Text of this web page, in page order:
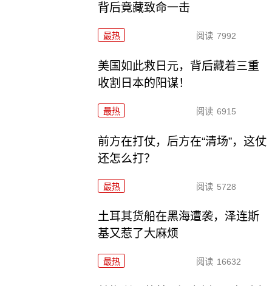
背后竟藏致命一击
最热 阅读 7992
美国如此救日元，背后藏着三重
收割日本的阳谋！
最热 阅读 6915
前方在打仗，后方在“清场”，这仗
还怎么打？
最热 阅读 5728
土耳其货船在黑海遭袭，泽连斯
基又惹了大麻烦
最热 阅读 16632